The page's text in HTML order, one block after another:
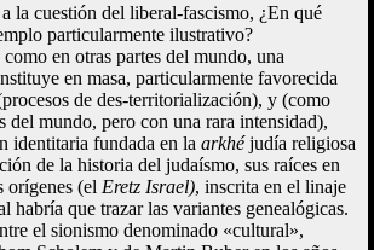
la cuestión del liberal-fascismo, ¿En qué
particularmente ilustrativo?
en otras partes del mundo, una
en masa, particularmente favorecida
de des-territorialización), y (como
del mundo, pero con una rara intensidad),
identitaria fundada en la arkhéjudía religiosa
de la historia del judaísmo, sus raíces en
orígenes (el Eretz Israel), inscrita en el linaje
habría que trazar las variantes genealógicas.
el sionismo denominado «cultural»,